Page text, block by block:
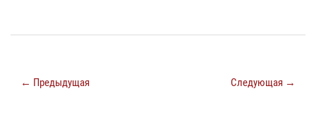
← Предыдущая Следующая →